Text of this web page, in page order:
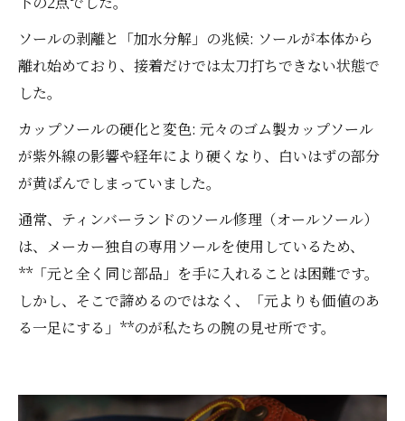
ソールの剥離と「加水分解」の兆候: ソールが本体から
離れ始めており、接着だけでは太刀打ちできない状態で
した。
カップソールの硬化と変色: 元々のゴム製カップソール
が紫外線の影響や経年により硬くなり、白いはずの部分
が黄ばんでしまっていました。
通常、ティンバーランドのソール修理（オールソール）
は、メーカー独自の専用ソールを使用しているため、
**「元と全く同じ部品」を手に入れることは困難です。
しかし、そこで諦めるのではなく、「元よりも価値のあ
る一足にする」**のが私たちの腕の見せ所です。